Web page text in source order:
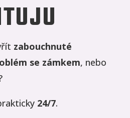
zabouchnuté
se zámkem, nebo
24/7.